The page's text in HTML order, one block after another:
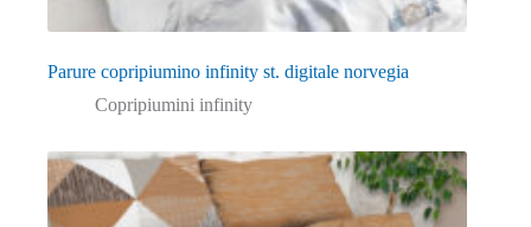
Parure copripiumino infinity st. digitale norvegia
Copripiumini infinity